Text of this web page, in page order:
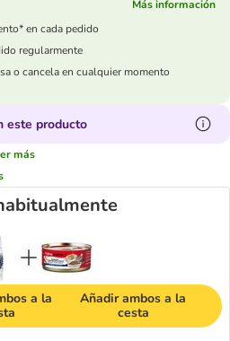
Más información
en cada pedido
regularmente
o cancela en cualquier momento
este producto
más
a la
Añadir ambos a la
cesta